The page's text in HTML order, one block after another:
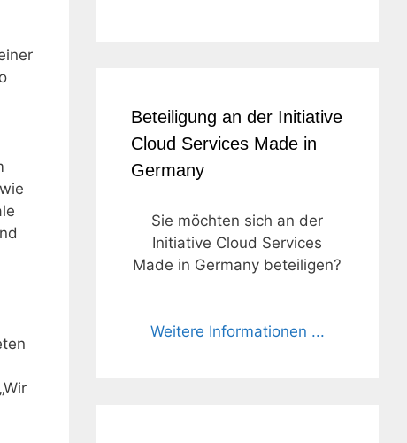
Beteiligung an der Initiative
Cloud Services Made in
Germany
Sie möchten sich an der
Initiative Cloud Services
Made in Germany beteiligen?
Weitere Informationen ...